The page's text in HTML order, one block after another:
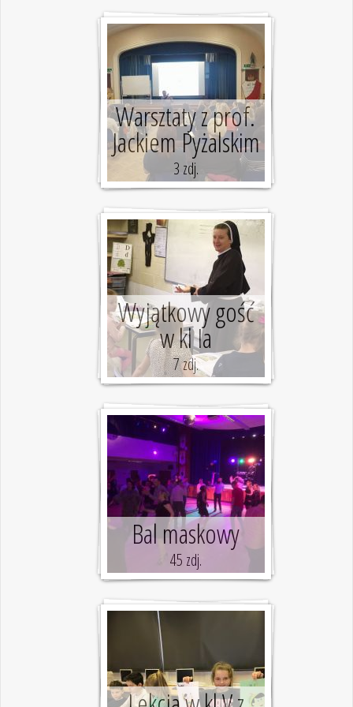
Warsztaty z prof.
Jackiem Pyżalskim
3 zdj.
Wyjątkowy gość
w kl Ia
7 zdj.
Bal maskowy
45 zdj.